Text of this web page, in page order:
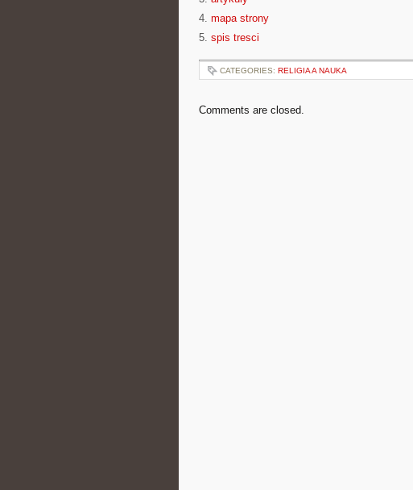
4. mapa strony
5. spis tresci
CATEGORIES: RELIGIA A NAUKA
Comments are closed.